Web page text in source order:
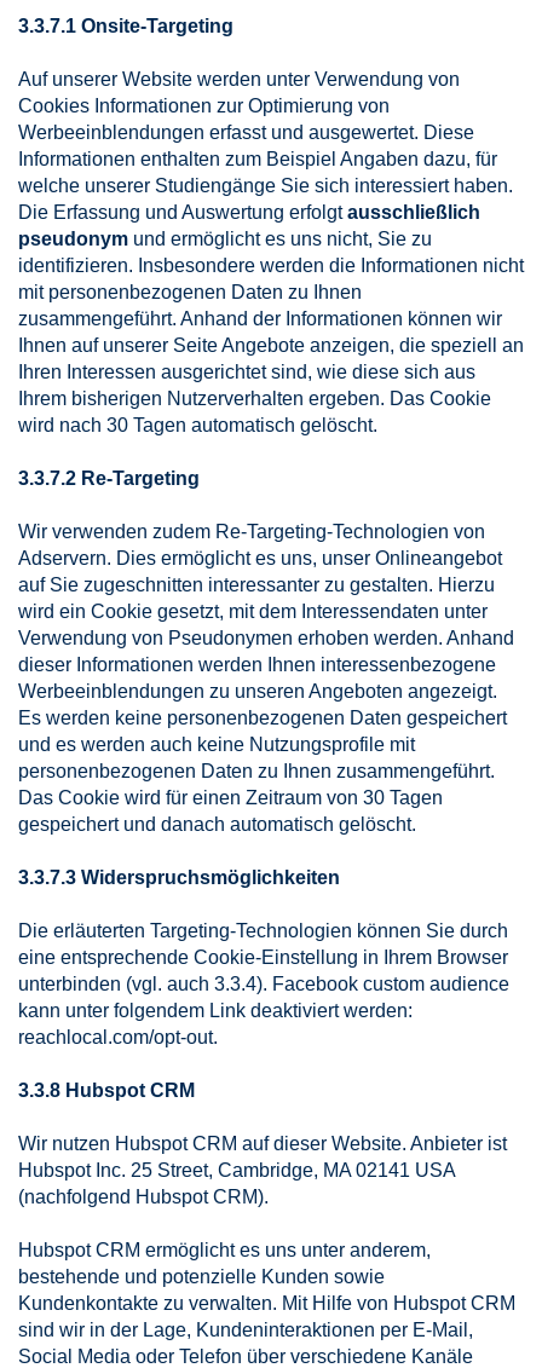
3.3.7.1 Onsite-Targeting
Auf unserer Website werden unter Verwendung von
Cookies Informationen zur Optimierung von
Werbeeinblendungen erfasst und ausgewertet. Diese
Informationen enthalten zum Beispiel Angaben dazu, für
welche unserer Studiengänge Sie sich interessiert haben.
Die Erfassung und Auswertung erfolgtausschließlich
pseudonym und ermöglicht es uns nicht, Sie zu
identifizieren. Insbesondere werden die Informationen nicht
mit personenbezogenen Daten zu Ihnen
zusammengeführt. Anhand der Informationen können wir
Ihnen auf unserer Seite Angebote anzeigen, die speziell an
Ihren Interessen ausgerichtet sind, wie diese sich aus
Ihrem bisherigen Nutzerverhalten ergeben. Das Cookie
wird nach 30 Tagen automatisch gelöscht.
3.3.7.2 Re-Targeting
Wir verwenden zudem Re-Targeting-Technologien von
Adservern. Dies ermöglicht es uns, unser Onlineangebot
auf Sie zugeschnitten interessanter zu gestalten. Hierzu
wird ein Cookie gesetzt, mit dem Interessendaten unter
Verwendung von Pseudonymen erhoben werden. Anhand
dieser Informationen werden Ihnen interessenbezogene
Werbeeinblendungen zu unseren Angeboten angezeigt.
Es werden keine personenbezogenen Daten gespeichert
und es werden auch keine Nutzungsprofile mit
personenbezogenen Daten zu Ihnen zusammengeführt.
Das Cookie wird für einen Zeitraum von 30 Tagen
gespeichert und danach automatisch gelöscht.
3.3.7.3 Widerspruchsmöglichkeiten
Die erläuterten Targeting-Technologien können Sie durch
eine entsprechende Cookie-Einstellung in Ihrem Browser
unterbinden (vgl. auch 3.3.4). Facebook custom audience
kann unter folgendem Link deaktiviert werden:
reachlocal.com/opt-out.
3.3.8 Hubspot CRM
Wir nutzen Hubspot CRM auf dieser Website. Anbieter ist
Hubspot Inc. 25 Street, Cambridge, MA 02141 USA
(nachfolgend Hubspot CRM).
Hubspot CRM ermöglicht es uns unter anderem,
bestehende und potenzielle Kunden sowie
Kundenkontakte zu verwalten. Mit Hilfe von Hubspot CRM
sind wir in der Lage, Kundeninteraktionen per E-Mail,
Social Media oder Telefon über verschiedene Kanäle